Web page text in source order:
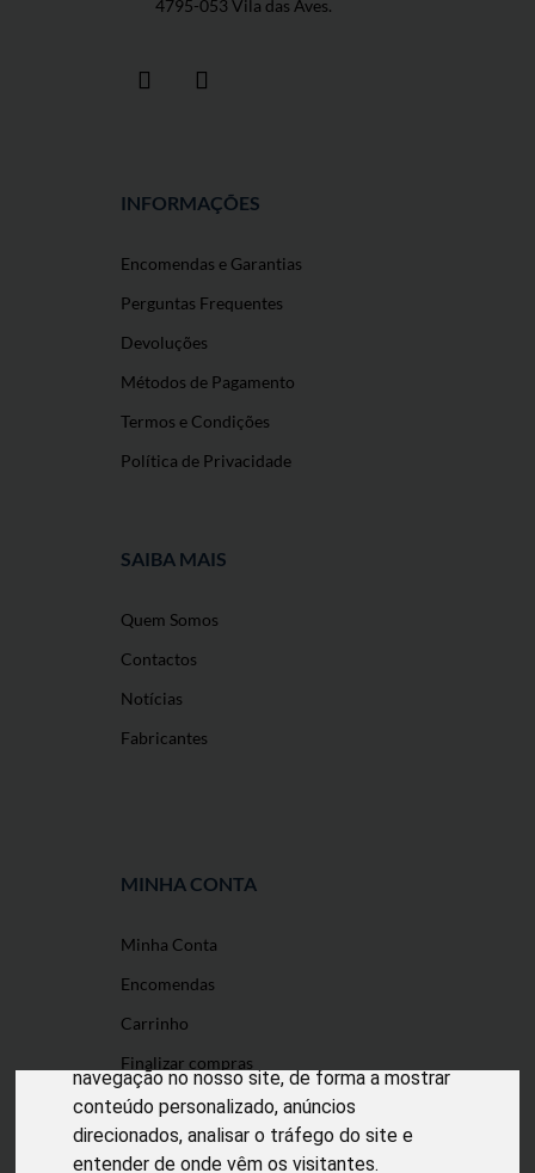
Utilizamos cookies e outras tecnologias de
navegação no nosso site, de forma a mostrar
conteúdo personalizado, anúncios
direcionados, analisar o tráfego do site e
entender de onde vêm os visitantes.
4795-053 Vila das Aves.
INFORMAÇÕES
Encomendas e Garantias
Perguntas Frequentes
Devoluções
Métodos de Pagamento
Termos e Condições
Política de Privacidade
SAIBA MAIS
Quem Somos
Contactos
Notícias
Fabricantes
MINHA CONTA
Minha Conta
Encomendas
Carrinho
Finalizar compras